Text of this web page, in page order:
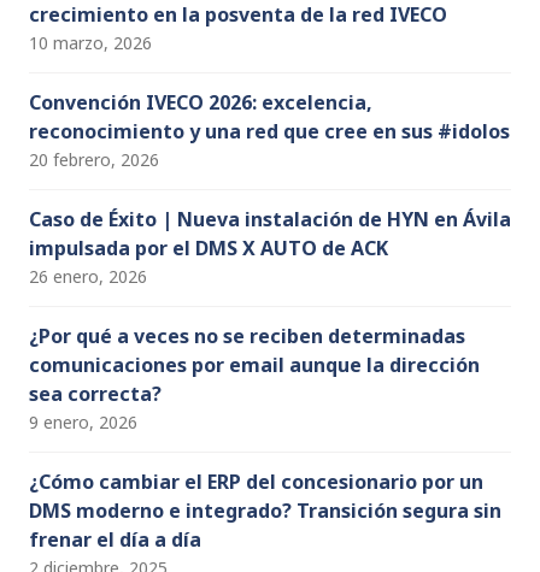
crecimiento en la posventa de la red IVECO
10 marzo, 2026
Convención IVECO 2026: excelencia,
reconocimiento y una red que cree en sus #idolos
20 febrero, 2026
Caso de Éxito | Nueva instalación de HYN en Ávila
impulsada por el DMS X AUTO de ACK
26 enero, 2026
¿Por qué a veces no se reciben determinadas
comunicaciones por email aunque la dirección
sea correcta?
9 enero, 2026
¿Cómo cambiar el ERP del concesionario por un
DMS moderno e integrado? Transición segura sin
frenar el día a día